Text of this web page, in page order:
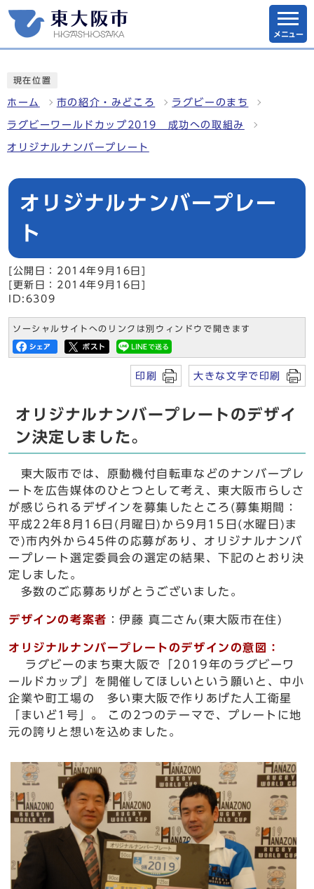
メニュー
現在位置
ホーム 市の紹介・みどころ ラグビーのまち
ラグビーワールドカップ2019 成功への取組み
オリジナルナンバープレート
オリジナルナンバープレー
ト
[公開日：2014年9月16日]
[更新日：2014年9月16日]
ID:6309
ソーシャルサイトへのリンクは別ウィンドウで開きます
印刷 大きな文字で印刷
オリジナルナンバープレートのデザイ
ン決定しました。
東大阪市では、原動機付自転車などのナンバープレ
ートを広告媒体のひとつとして考え、東大阪市らしさ
が感じられるデザインを募集したところ(募集期間：
平成22年8月16日(月曜日)から9月15日(水曜日)ま
で)市内外から45件の応募があり、オリジナルナンバ
ープレート選定委員会の選定の結果、下記のとおり決
定しました。
多数のご応募ありがとうございました。
デザインの考案者 ：伊藤 真二さん(東大阪市在住)
オリジナルナンバープレートのデザインの意図：
ラグビーのまち東大阪で「2019年のラグビーワ
ールドカップ」を開催してほしいという願いと、中小
企業や町工場の 多い東大阪で作りあげた人工衛星
「まいど1号」。 この2つのテーマで、プレートに地
元の誇りと想いを込めました。